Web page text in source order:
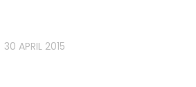
30 APRIL 2015